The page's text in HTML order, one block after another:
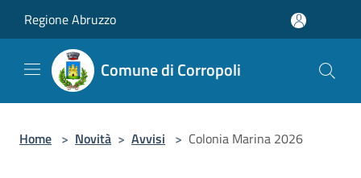
Regione Abruzzo
Comune di Corropoli
Home > Novità > Avvisi > Colonia Marina 2026